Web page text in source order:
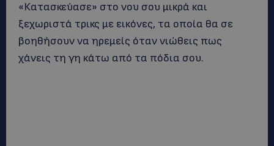
«Κατασκεύασε» στο νου σου μικρά και
ξεχωριστά τρικς με εικόνες, τα οποία θα σε
βοηθήσουν να ηρεμείς όταν νιώθεις πως
χάνεις τη γη κάτω από τα πόδια σου.